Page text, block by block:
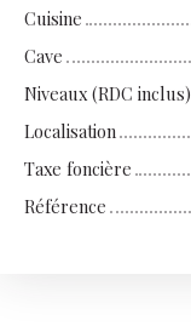
Cuisine
Cave
Niveaux (RDC inclus)
Localisation
Taxe foncière
Référence